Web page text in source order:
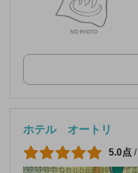
ホテル オートリ
5.0点 /